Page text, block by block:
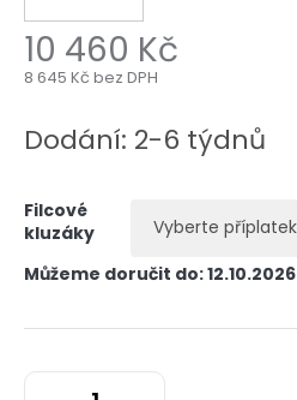
10 460 Kč
8 645 Kč bez DPH
cena:
Dodání: 2-6 týdnů
Filcové
kluzáky
Můžeme doručit do:12.10.2026